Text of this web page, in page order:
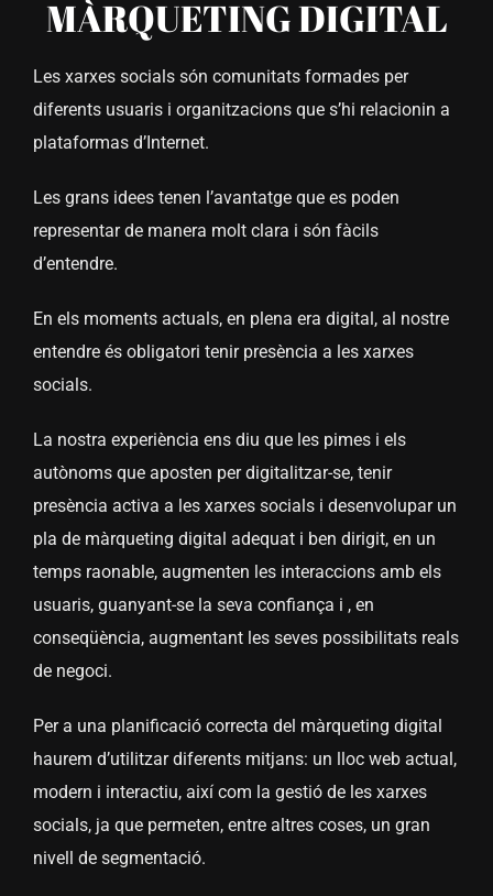
MÀRQUETING DIGITAL
Les xarxes socials són comunitats formades per
diferents usuaris i organitzacions que s’hi relacionin a
plataformas d’Internet.
Les grans idees tenen l’avantatge que es poden
representar de manera molt clara i són fàcils
d’entendre.
En els moments actuals, en plena era digital, al nostre
entendre és obligatori tenir presència a les xarxes
socials.
La nostra experiència ens diu que les pimes i els
autònoms que aposten per digitalitzar-se, tenir
presència activa a les xarxes socials i desenvolupar un
pla de màrqueting digital adequat i ben dirigit, en un
temps raonable, augmenten les interaccions amb els
usuaris, guanyant-se la seva confiança i , en
conseqüència, augmentant les seves possibilitats reals
de negoci.
Per a una planificació correcta del màrqueting digital
haurem d’utilitzar diferents mitjans: un lloc web actual,
modern i interactiu, així com la gestió de les xarxes
socials, ja que permeten, entre altres coses, un gran
nivell de segmentació.